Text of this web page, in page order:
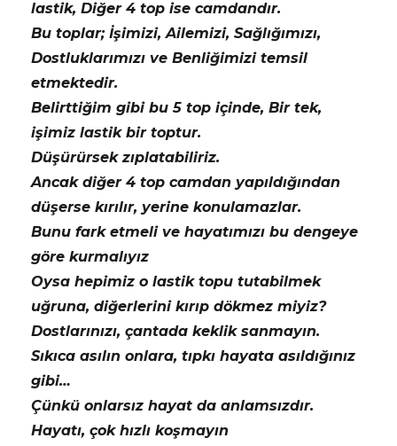
lastik, Diğer 4 top ise camdandır.
Bu toplar; İşimizi, Ailemizi, Sağlığımızı,
Dostluklarımızı ve Benliğimizi temsil
etmektedir.
Belirttiğim gibi bu 5 top içinde, Bir tek,
işimiz lastik bir toptur.
Düşürürsek zıplatabiliriz.
Ancak diğer 4 top camdan yapıldığından
düşerse kırılır, yerine konulamazlar.
Bunu fark etmeli ve hayatımızı bu dengeye
göre kurmalıyız
Oysa hepimiz o lastik topu tutabilmek
uğruna, diğerlerini kırıp dökmez miyiz?
Dostlarınızı, çantada keklik sanmayın.
Sıkıca asılın onlara, tıpkı hayata asıldığınız
gibi…
Çünkü onlarsız hayat da anlamsızdır.
Hayatı, çok hızlı koşmayın